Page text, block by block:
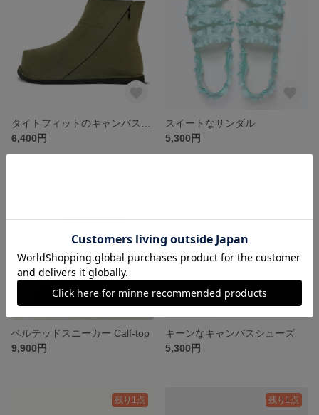
6,400円
スイートなサンダル
5,300円
ベルテッドスニーカー Calf-top
9,900円
キーンなキャンバスシューズ
5,300円
残り1点 残り1点